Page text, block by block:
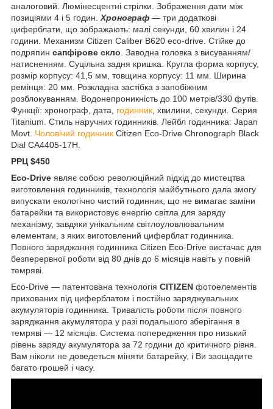
аналоговий. Люмінесцентні стрілки. Зображення дати між
позиціями 4 і 5 годин. Хронограф — три додаткові
циферблати, що зображають: малі секунди, 60 хвилин і 24
години. Механизм Citizen Caliber B620 eco-drive. Стійке до
подряпин сапфірове скло . Заводна головка з висуванням/
натисненням. Суцільна задня кришка. Кругла форма корпусу,
розмір корпусу: 41,5 мм, товщина корпусу: 11 мм. Ширина
ремінця: 20 мм. Розкладна застібка з запобіжним
розблокуванням. Водонепроникність до 100 метрів/330 футів.
Функції: хронограф, дата, годинник , хвилини, секунди. Серия
Titanium. Стиль наручних годинників. Лейбл годинника: Japan
Movt. Чоловічий годинник Citizen Eco-Drive Chronograph Black
Dial CA4405-17H.
РРЦ $450
Eco-Drive являє собою революційний підхід до мистецтва
виготовлення годинників, технологія майбутнього дала змогу
випускати екологічно чистий годинник, що не вимагає заміни
батарейки та використовує енергію світла для заряду
механізму, завдяки унікальним світлоуловлювальним
елементам, з яких виготовлений циферблат годинника.
Повного заряджання годинника Citizen Eco-Drive вистачає для
безперервної роботи від 80 днів до 6 місяців навіть у повній
темряві.
Eco-Drive — патентована технологія CITIZEN фотоелементів
прихованих під циферблатом і постійно заряджувальних
акумуляторів годинника. Тривалість роботи після повного
заряджання акумулятора у разі подальшого зберігання в
темряві — 12 місяців. Система попередження про низький
рівень заряду акумулятора за 72 години до критичного рівня.
Вам ніколи не доведеться міняти батарейку, і Ви заощадите
багато грошей і часу.